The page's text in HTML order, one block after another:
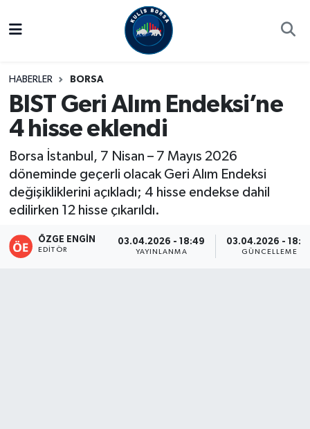
HABERLER BORSA
BIST Geri Alım Endeksi’ne
4 hisse eklendi
Borsa İstanbul, 7 Nisan – 7 Mayıs 2026
döneminde geçerli olacak Geri Alım Endeksi
değişikliklerini açıkladı; 4 hisse endekse dahil
edilirken 12 hisse çıkarıldı.
ÖZGE ENGIN
EDITÖR
03.04.2026 - 18:49
YAYINLANMA
03.04.2026 -
GÜNCELLEME
Kulis Haber
Halka Arzlar
Ekonomi
Süper Lig Puan Durumu ve Fikstür
Tüm Manşetler
Son Dakika Haberleri